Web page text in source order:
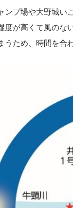
ンプ場や大野城い
度が高くて風のな
うため、時間を